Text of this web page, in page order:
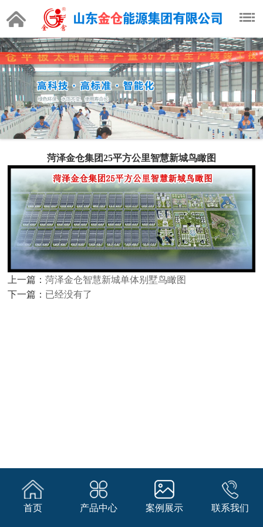
菏泽金仓集团25平方公里智慧新城鸟瞰图
上一篇：菏泽金仓智慧新城单体别墅鸟瞰图
下一篇： 已经没有了
首页 产品中心 案例展示 联系我们